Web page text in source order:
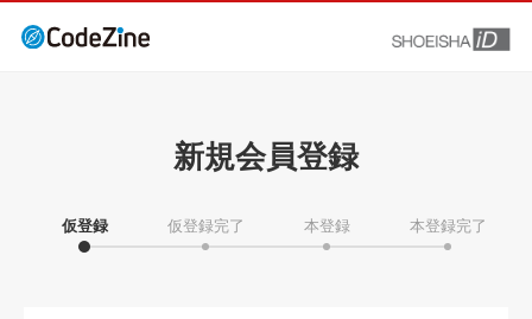
新規会員登録
仮登録 仮登録完了 本登録 本登録完了